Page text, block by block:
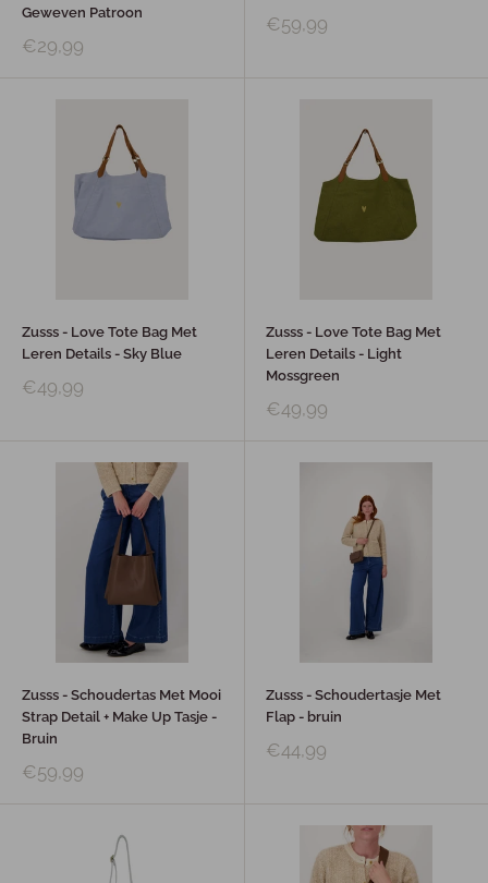
Geweven Patroon
€29,99
€59,99
Zusss - Love Tote Bag Met
Leren Details - Sky Blue
€49,99
Zusss - Love Tote Bag Met
Leren Details - Light
Mossgreen
€49,99
Zusss - Schoudertas Met Mooi
Strap Detail + Make Up Tasje -
Bruin
€59,99
Zusss - Schoudertasje Met
Flap - bruin
€44,99